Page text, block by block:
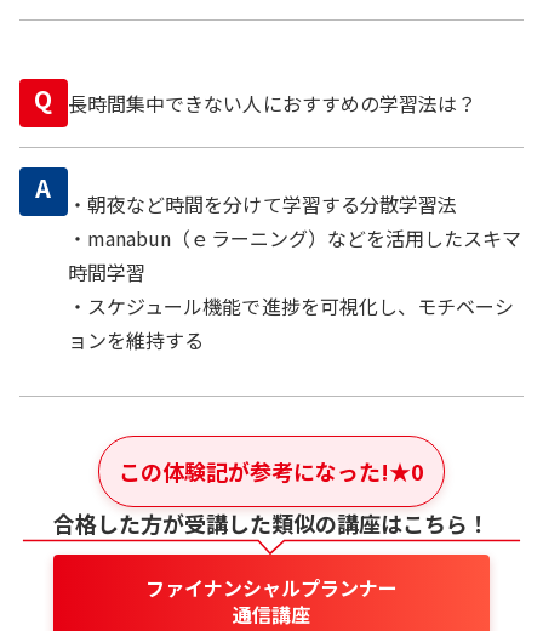
Q 長時間集中できない人におすすめの学習法は？
A
・朝夜など時間を分けて学習する分散学習法
・manabun（ｅラーニング）などを活用したスキマ
時間学習
・スケジュール機能で進捗を可視化し、モチベーシ
ョンを維持する
この体験記が参考になった!★0
合格した方が受講した類似の講座はこちら！
ファイナンシャルプランナー
通信講座